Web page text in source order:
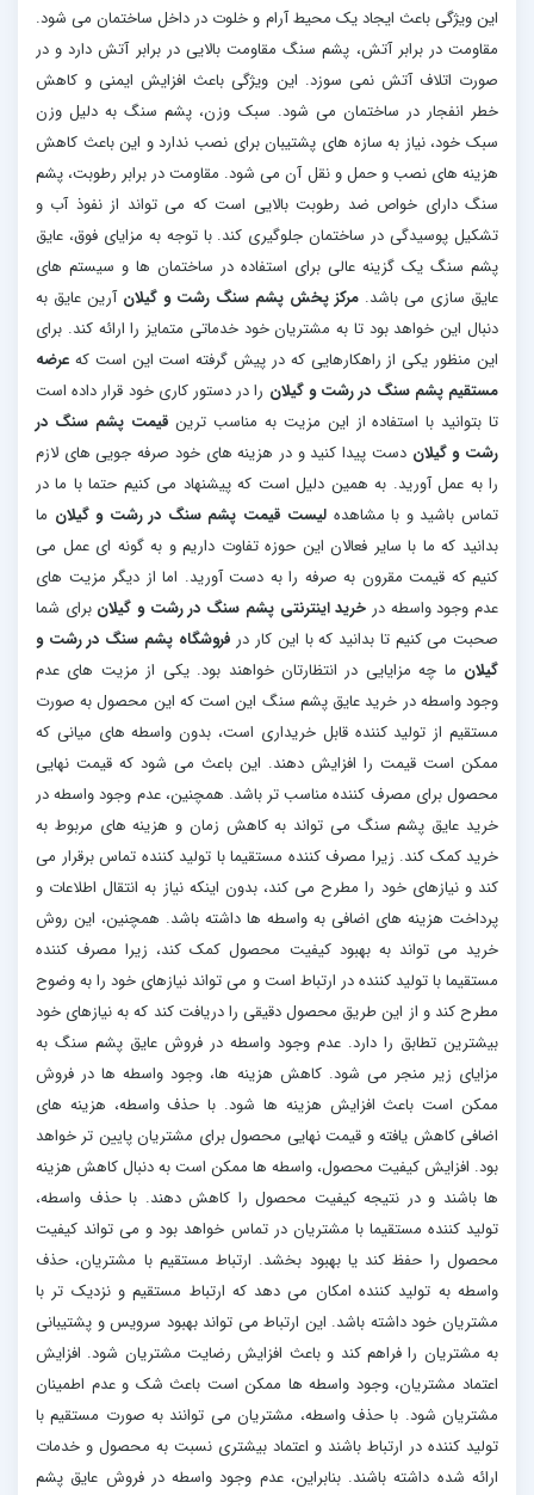
این ویژگی باعث ایجاد یک محیط آرام و خلوت در داخل ساختمان می شود.
مقاومت در برابر آتش، پشم سنگ مقاومت بالایی در برابر آتش دارد و در
صورت اتلاف آتش نمی سوزد. این ویژگی باعث افزایش ایمنی و کاهش
خطر انفجار در ساختمان می شود. سبک وزن، پشم سنگ به دلیل وزن
سبک خود، نیاز به سازه های پشتیبان برای نصب ندارد و این باعث کاهش
هزینه های نصب و حمل و نقل آن می شود. مقاومت در برابر رطوبت، پشم
سنگ دارای خواص ضد رطوبت بالایی است که می تواند از نفوذ آب و
تشکیل پوسیدگی در ساختمان جلوگیری کند. با توجه به مزایای فوق، عایق
پشم سنگ یک گزینه عالی برای استفاده در ساختمان ها و سیستم های
عایق سازی می باشد. مرکز پخش پشم سنگ رشت و گیلان آرین عایق به
دنبال این خواهد بود تا به مشتریان خود خدماتی متمایز را ارائه کند. برای
این منظور یکی از راهکارهایی که در پیش گرفته است این است که عرضه
مستقیم پشم سنگ در رشت و گیلان را در دستور کاری خود قرار داده است
تا بتوانید با استفاده از این مزیت به مناسب ترین قیمت پشم سنگ در
رشت و گیلان دست پیدا کنید و در هزینه های خود صرفه جویی های لازم
را به عمل آورید. به همین دلیل است که پیشنهاد می کنیم حتما با ما در
تماس باشید و با مشاهده لیست قیمت پشم سنگ در رشت و گیلان ما
بدانید که ما با سایر فعالان این حوزه تفاوت داریم و به گونه ای عمل می
کنیم که قیمت مقرون به صرفه را به دست آورید. اما از دیگر مزیت های
عدم وجود واسطه در خرید اینترنتی پشم سنگ در رشت و گیلان برای شما
صحبت می کنیم تا بدانید که با این کار در فروشگاه پشم سنگ در رشت و
گیلان ما چه مزایایی در انتظارتان خواهند بود. یکی از مزیت های عدم
وجود واسطه در خرید عایق پشم سنگ این است که این محصول به صورت
مستقیم از تولید کننده قابل خریداری است، بدون واسطه های میانی که
ممکن است قیمت را افزایش دهند. این باعث می شود که قیمت نهایی
محصول برای مصرف کننده مناسب تر باشد. همچنین، عدم وجود واسطه در
خرید عایق پشم سنگ می تواند به کاهش زمان و هزینه های مربوط به
خرید کمک کند. زیرا مصرف کننده مستقیما با تولید کننده تماس برقرار می
کند و نیازهای خود را مطرح می کند، بدون اینکه نیاز به انتقال اطلاعات و
پرداخت هزینه های اضافی به واسطه ها داشته باشد. همچنین، این روش
خرید می تواند به بهبود کیفیت محصول کمک کند، زیرا مصرف کننده
مستقیما با تولید کننده در ارتباط است و می تواند نیازهای خود را به وضوح
مطرح کند و از این طریق محصول دقیقی را دریافت کند که به نیازهای خود
بیشترین تطابق را دارد. عدم وجود واسطه در فروش عایق پشم سنگ به
مزایای زیر منجر می شود. کاهش هزینه ها، وجود واسطه ها در فروش
ممکن است باعث افزایش هزینه ها شود. با حذف واسطه، هزینه های
اضافی کاهش یافته و قیمت نهایی محصول برای مشتریان پایین تر خواهد
بود. افزایش کیفیت محصول، واسطه ها ممکن است به دنبال کاهش هزینه
ها باشند و در نتیجه کیفیت محصول را کاهش دهند. با حذف واسطه،
تولید کننده مستقیما با مشتریان در تماس خواهد بود و می تواند کیفیت
محصول را حفظ کند یا بهبود بخشد. ارتباط مستقیم با مشتریان، حذف
واسطه به تولید کننده امکان می دهد که ارتباط مستقیم و نزدیک تر با
مشتریان خود داشته باشد. این ارتباط می تواند بهبود سرویس و پشتیبانی
به مشتریان را فراهم کند و باعث افزایش رضایت مشتریان شود. افزایش
اعتماد مشتریان، وجود واسطه ها ممکن است باعث شک و عدم اطمینان
مشتریان شود. با حذف واسطه، مشتریان می توانند به صورت مستقیم با
تولید کننده در ارتباط باشند و اعتماد بیشتری نسبت به محصول و خدمات
ارائه شده داشته باشند. بنابراین، عدم وجود واسطه در فروش عایق پشم